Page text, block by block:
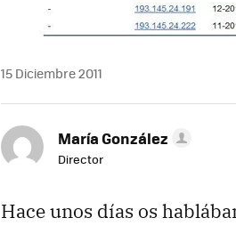
15 Diciembre 2011
María González
Director
Hace unos días os